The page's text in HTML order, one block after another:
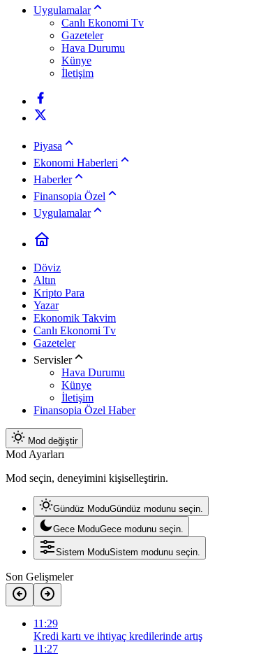
Uygulamalar
Canlı Ekonomi Tv
Gazeteler
Hava Durumu
Künye
İletişim
Piyasa
Ekonomi Haberleri
Haberler
Finansopia Özel
Uygulamalar
Döviz
Altın
Kripto Para
Yazar
Ekonomik Takvim
Canlı Ekonomi Tv
Gazeteler
Servisler
Hava Durumu
Künye
İletişim
Finansopia Özel Haber
Mod değiştir
Mod Ayarları
Mod seçin, deneyimini kişiselleştirin.
Gündüz ModuGündüz modunu seçin.
Gece ModuGece modunu seçin.
Sistem ModuSistem modunu seçin.
Son Gelişmeler
11:29
Kredi kartı ve ihtiyaç kredilerinde artış
11:27